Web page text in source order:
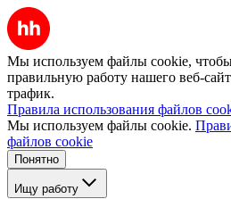
Мы используем файлы cookie, чтобы
правильную работу нашего веб-
трафик.
Правила использования файлов
Мы используем файлы cookie.
файлов cookie
Понятно
Ищу работу